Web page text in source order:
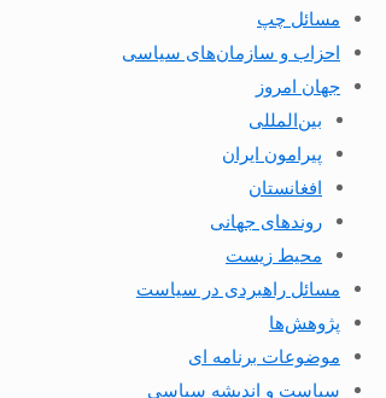
مسائل چپ
احزاب و سازمان‌های سیاسی
جهان امروز
بین‌المللی
پیرامون ایران
افغانستان
روندهای جهانی
محیط زیست
مسائل راهبردی در سیاست
پژوهش‌ها
موضوعات برنامه ای
سیاست و اندیشه سیاسی